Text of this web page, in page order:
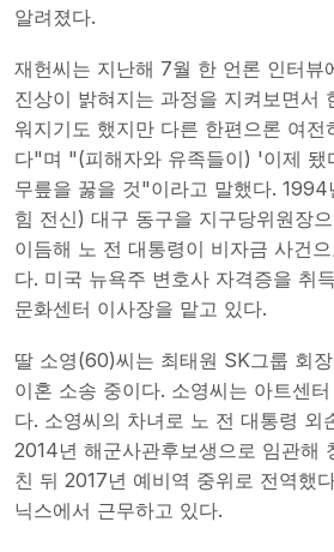
알려졌다.
재헌씨는 지난해 7월 한 언론 인터뷰
진상이 밝혀지는 과정을 지켜보면서
워지기도 했지만 다른 한편으론 여전
다"며 "(피해자와 유족들이) '이제 됐
무릎을 꿇을 것"이라고 말했다. 1994
힘 전신) 대구 동구을 지구당위원장
이듬해 노 전 대통령이 비자금 사건
다. 미국 뉴욕주 변호사 자격증을 취
문화센터 이사장을 맡고 있다.
딸 소영(60)씨는 최태원 SK그룹 회
이혼 소송 중이다. 소영씨는 아트센
다. 소영씨의 차녀로 노 전 대통령 외
2014년 해군사관후보생으로 임관해
친 뒤 2017년 예비역 중위로 전역했
닉스에서 근무하고 있다.